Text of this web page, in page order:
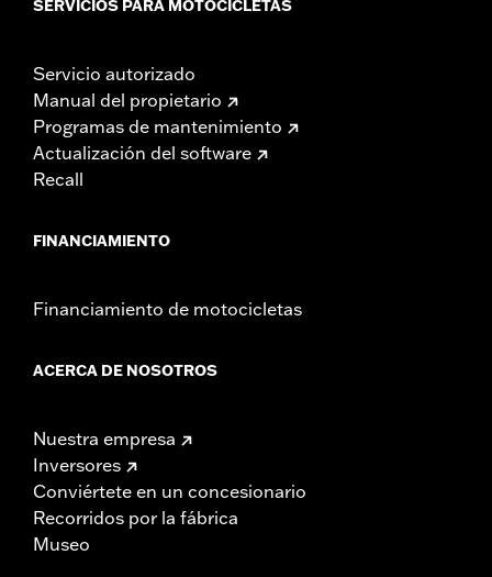
SERVICIOS PARA MOTOCICLETAS
Servicio autorizado
Manual del propietario
Programas de mantenimiento
Actualización del software
Recall
FINANCIAMIENTO
Financiamiento de motocicletas
ACERCA DE NOSOTROS
Nuestra empresa
Inversores
Conviértete en un concesionario
Recorridos por la fábrica
Museo